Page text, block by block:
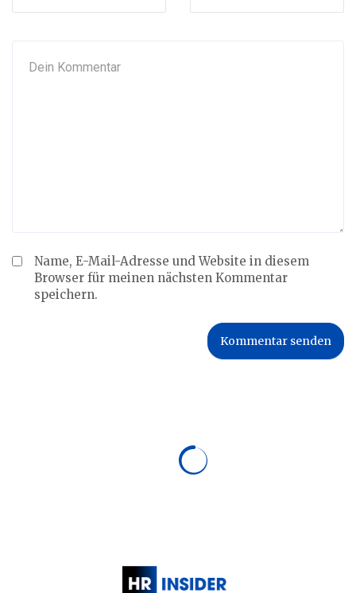
Name, E-Mail-Adresse und Website in diesem
Browser für meinen nächsten Kommentar
speichern.